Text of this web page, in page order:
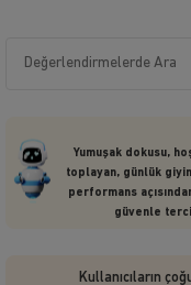
Yumuşak dokusu,
toplayan, günlük
performans
güvenle
Kullanıcıların